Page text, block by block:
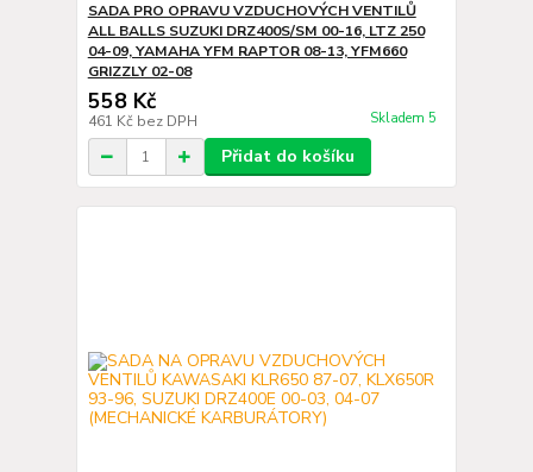
SADA PRO OPRAVU VZDUCHOVÝCH VENTILŮ
ALL BALLS SUZUKI DRZ400S/SM 00-16, LTZ 250
04-09, YAMAHA YFM RAPTOR 08-13, YFM660
GRIZZLY 02-08
558 Kč
461 Kč bez DPH Skladem 5
Přidat do košíku